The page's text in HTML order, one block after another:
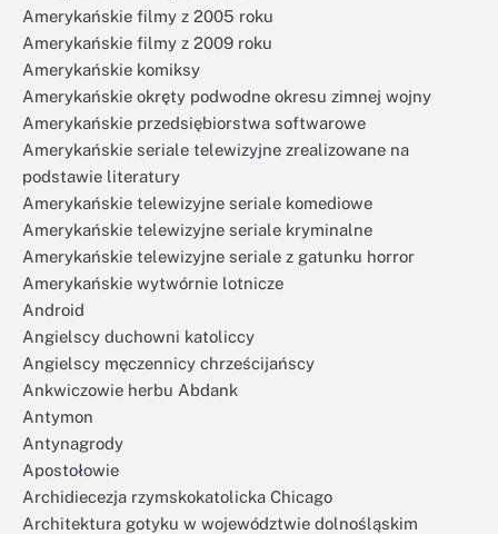
Amerykańskie filmy z 2005 roku
Amerykańskie filmy z 2009 roku
Amerykańskie komiksy
Amerykańskie okręty podwodne okresu zimnej wojny
Amerykańskie przedsiębiorstwa softwarowe
Amerykańskie seriale telewizyjne zrealizowane na
podstawie literatury
Amerykańskie telewizyjne seriale komediowe
Amerykańskie telewizyjne seriale kryminalne
Amerykańskie telewizyjne seriale z gatunku horror
Amerykańskie wytwórnie lotnicze
Android
Angielscy duchowni katoliccy
Angielscy męczennicy chrześcijańscy
Ankwiczowie herbu Abdank
Antymon
Antynagrody
Apostołowie
Archidiecezja rzymskokatolicka Chicago
Architektura gotyku w województwie dolnośląskim